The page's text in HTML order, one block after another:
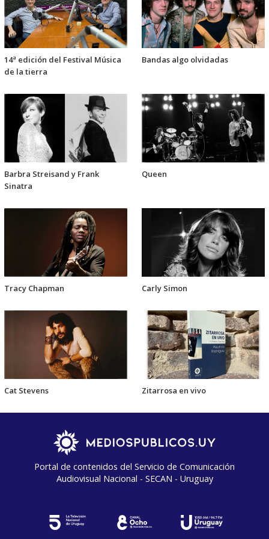
14ª edición del Festival Música
de la tierra
Bandas algo olvidadas
Barbra Streisand y Frank
Sinatra
Queen
Tracy Chapman Carly Simon
Cat Stevens Zitarrosa en vivo
Portal de contenidos del Servicio de Comunicación
Audiovisual Nacional - SECAN - Uruguay